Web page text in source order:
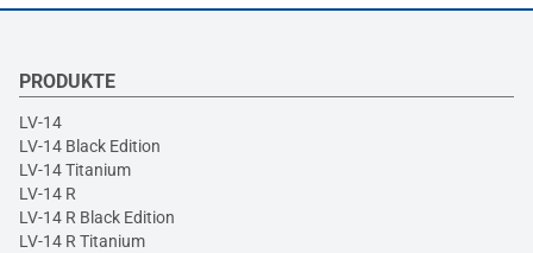
PRODUKTE
LV-14
LV-14 Black Edition
LV-14 Titanium
LV-14 R
LV-14 R Black Edition
LV-14 R Titanium